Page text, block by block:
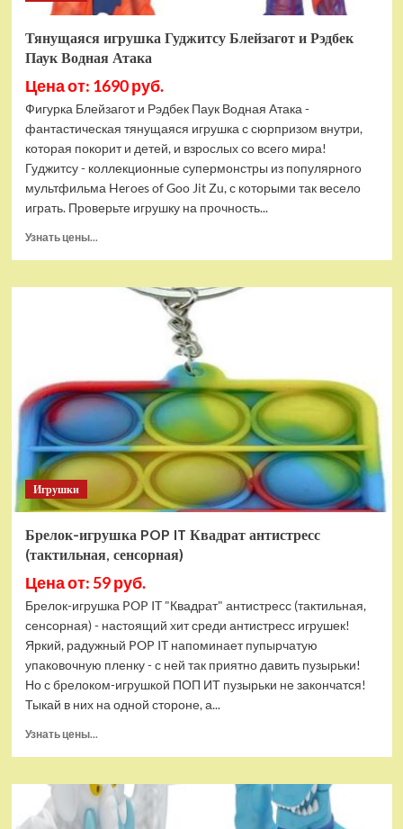
Тянущаяся игрушка Гуджитсу Блейзагот и Рэдбек
Паук Водная Атака
Цена от: 1690 руб.
Фигурка Блейзагот и Рэдбек Паук Водная Атака -
фантастическая тянущаяся игрушка с сюрпризом внутри,
которая покорит и детей, и взрослых со всего мира!
Гуджитсу - коллекционные супермонстры из популярного
мультфильма Heroes of Goo Jit Zu, с которыми так весело
играть. Проверьте игрушку на прочность...
Узнать цены...
Тянущаяся
Паук
Водная
Игрушки
Брелок-игрушка POP IT Квадрат антистресс
(тактильная, сенсорная)
Цена от: 59 руб.
Брелок-игрушка POP IT "Квадрат" антистресс (тактильная,
сенсорная) - настоящий хит среди антистресс игрушек!
Яркий, радужный POP IT напоминает пупырчатую
упаковочную пленку - с ней так приятно давить пузырьки!
Но с брелоком-игрушкой ПОП ИТ пузырьки не закончатся!
Тыкай в них на одной стороне, а...
Узнать цены...
Брелок-
игрушка
POP